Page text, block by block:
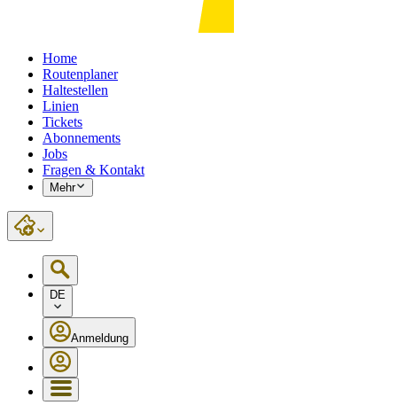
Home
Routenplaner
Haltestellen
Linien
Tickets
Abonnements
Jobs
Fragen & Kontakt
Mehr
DE
Anmeldung